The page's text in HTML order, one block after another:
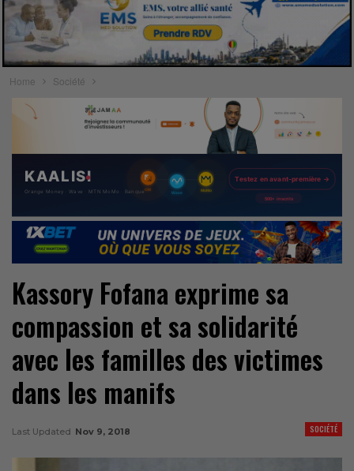
Home Société
Kassory Fofana exprime sa
compassion et sa solidarité
avec les familles des victimes
dans les manifs
SOCIÉTÉ
Last Updated Nov 9, 2018